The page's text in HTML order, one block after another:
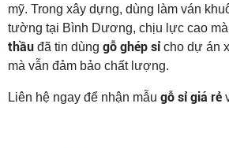
mỹ. Trong xây dựng, dùng làm ván
tường tại Bình Dương, chịu lực cao
thầu đã tin dùng gỗ ghép sỉcho dự án
mà vẫn đảm bảo chất lượng.
Liên hệ ngay để nhận mẫu gỗ sỉ giá rẻ